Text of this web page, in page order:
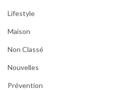
Lifestyle
Maison
Non Classé
Nouvelles
Prévention